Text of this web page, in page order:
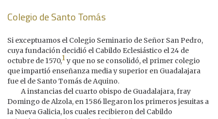
Colegio de Santo Tomás
Si exceptuamos el Colegio Seminario de Señor San Pedro,
cuya fundación decidió el Cabildo Eclesiástico el 24 de
octubre de 1570,1y que no se consolidó, el primer colegio
que impartió enseñanza media y superior en Guadalajara
fue el de Santo Tomás de Aquino.
A instancias del cuarto obispo de Guadalajara, fray
Domingo de Alzola, en 1586 llegaron los primeros jesuitas a
la Nueva Galicia, los cuales recibieron del Cabildo